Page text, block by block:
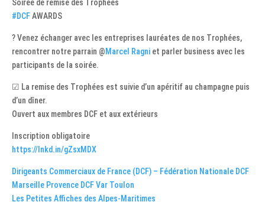
Soirée de remise des Trophées
#DCFAWARDS
? Venez échanger avec les entreprises lauréates de nos Trophées,
rencontrer notre parrain @Marcel Ragni et parler business avec les
participants de la soirée.
☑ La remise des Trophées est suivie d’un apéritif au champagne puis
d’un dîner.
Ouvert aux membres DCF et aux extérieurs
Inscription obligatoire
https://lnkd.in/gZsxMDX
Dirigeants Commerciaux de France (DCF) – Fédération Nationale DCF
Marseille Provence DCF Var Toulon
Les Petites Affiches des Alpes-Maritimes